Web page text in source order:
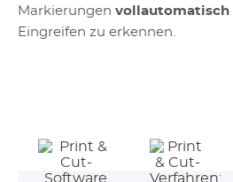
Markierungen vollautomatisch
Eingreifen zu erkennen.